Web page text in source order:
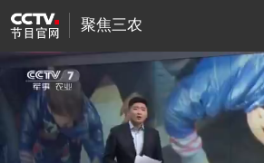
聚焦三农